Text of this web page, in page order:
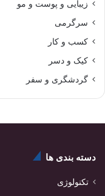
زیبایی و پوست و مو
سرگرمی
کسب و کار
کیک و دسر
گردشگری و سفر
دسته بندی ها
تکنولوژی